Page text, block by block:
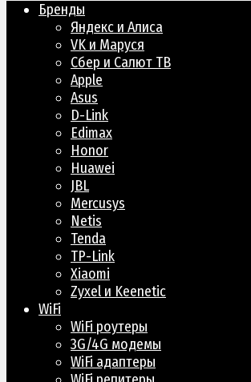
Бренды
Яндекс и Алиса
VK и Маруся
Сбер и Салют ТВ
Apple
Asus
D-Link
Edimax
Honor
Huawei
JBL
Mercusys
Netis
Tenda
TP-Link
Xiaomi
Zyxel и Keenetic
WiFi
WiFi роутеры
3G/4G модемы
WiFi адаптеры